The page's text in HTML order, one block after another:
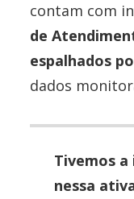
contam com
de
espalhados
dados
Tivemos
nessa